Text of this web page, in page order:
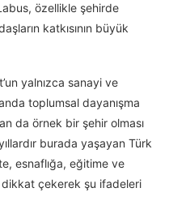
özellikle şehirde
katkısının büyük
yalnızca sanayi ve
toplumsal dayanışma
da örnek bir şehir olması
burada yaşayan Türk
esnaflığa, eğitime ve
çekerek şu ifadeleri